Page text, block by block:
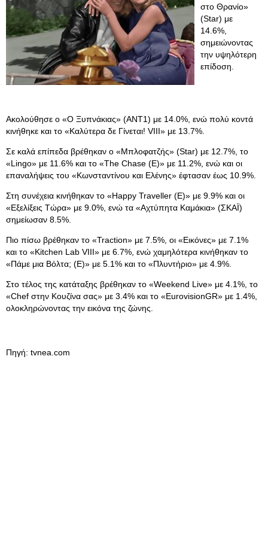
στο Θρανίο»
(Star) με
14.6%,
σημειώνοντας
την υψηλότερη
επίδοση.
Ακολούθησε ο «Ο Ξυπνάκιας» (ΑΝΤ1) με 14.0%, ενώ πολύ κοντά
κινήθηκε και το «Καλύτερα δε Γίνεται! VIII» με 13.7%.
Σε καλά επίπεδα βρέθηκαν ο «Μπλοφατζής» (Star) με 12.7%, το
«Lingo» με 11.6% και το «The Chase (E)» με 11.2%, ενώ και οι
επαναλήψεις του «Κωνσταντίνου και Ελένης» έφτασαν έως 10.9%.
Στη συνέχεια κινήθηκαν το «Happy Traveller (E)» με 9.9% και οι
«Εξελίξεις Τώρα» με 9.0%, ενώ τα «Αχτύπητα Καμάκια» (ΣΚΑΪ)
σημείωσαν 8.5%.
Πιο πίσω βρέθηκαν το «Traction» με 7.5%, οι «Εικόνες» με 7.1%
και το «Kitchen Lab VIII» με 6.7%, ενώ χαμηλότερα κινήθηκαν το
«Πάμε μια Βόλτα; (E)» με 5.1% και το «Πλυντήριο» με 4.9%.
Στο τέλος της κατάταξης βρέθηκαν το «Weekend Live» με 4.1%, το
«Chef στην Κουζίνα σας» με 3.4% και το «EurovisionGR» με 1.4%,
ολοκληρώνοντας την εικόνα της ζώνης.
Πηγή: tvnea.com